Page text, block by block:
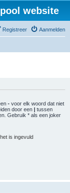
website
Aanmelden
Registreer
- voor elk woord dat niet
door een | tussen
Gebruik * als een joker
is ingevuld